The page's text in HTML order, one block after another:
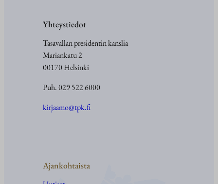
Yhteystiedot
Tasavallan presidentin kanslia
Mariankatu 2
00170 Helsinki
Puh. 029 522 6000
kirjaamo@tpk.fi
Ajankohtaista